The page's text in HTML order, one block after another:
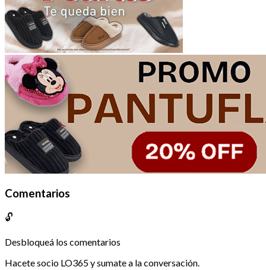
Comentarios
🔓
Desbloqueá los comentarios
Hacete socio LO365 y sumate a la conversación.